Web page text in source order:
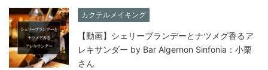
カクテルメイキング
【動画】シェリーブランデーとナツメグ香るア
レキサンダー by Bar Algernon Sinfonia：小栗
さん